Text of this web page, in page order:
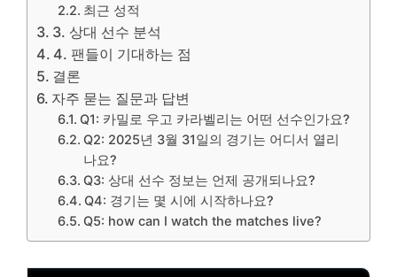
최근 성적
3. 상대 선수 분석
4. 팬들이 기대하는 점
결론
자주 묻는 질문과 답변
Q1: 카밀로 우고 카라벨리는 어떤 선수인가요?
Q2: 2025년 3월 31일의 경기는 어디서 열리
나요?
Q3: 상대 선수 정보는 언제 공개되나요?
Q4: 경기는 몇 시에 시작하나요?
Q5: how can I watch the matches live?